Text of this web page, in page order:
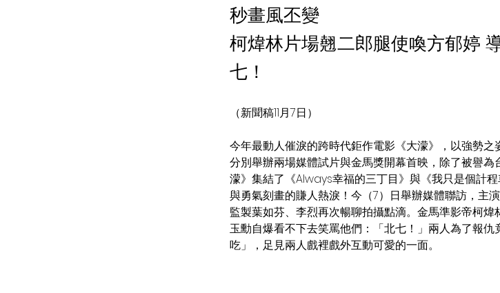
秒畫風丕變
柯煒林片場翹二郎腿使喚方郁婷
七！
（新聞稿11月7日）
今年最動人催淚的跨時代鉅作電影《大濛》，以強勢之
分別舉辦兩場媒體試片與金馬獎開幕首映，除了被譽
濛》集結了《Always幸福的三丁目》與《我只是個計
與勇氣刻畫的賺人熱淚！今（7）日舉辦媒體聯訪，主
監製葉如芬、李烈再次暢聊拍攝點滴。金馬準影帝柯
玉勳自爆看不下去笑罵他們：「北七！」兩人為了報
吃」，足見兩人戲裡戲外互動可愛的一面。